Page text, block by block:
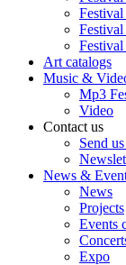
Art catalogs
Music &
Mp3
Video
Contact us
Send
News &
News
Projects
Events
Expo